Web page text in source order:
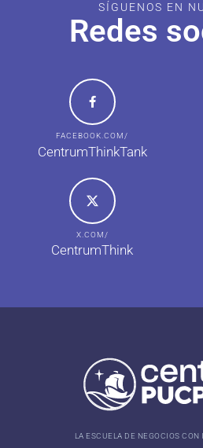
SÍGUENOS EN
Redes
FACEBOOK.COM/
CentrumThinkTank
X.COM/
CentrumThink
LA ESCUELA DE NEGOCIOS